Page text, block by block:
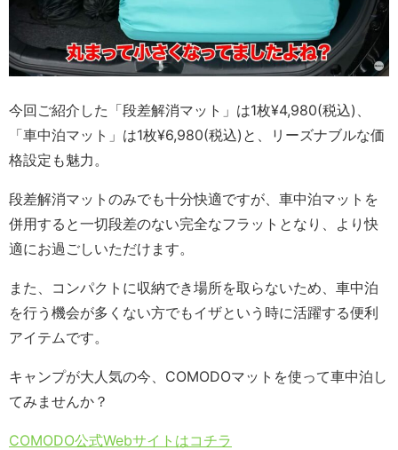
今回ご紹介した「段差解消マット」は1枚¥4,980(税込)、
「車中泊マット」は1枚¥6,980(税込)と、リーズナブルな価
格設定も魅力。
段差解消マットのみでも十分快適ですが、車中泊マットを
併用すると一切段差のない完全なフラットとなり、より快
適にお過ごしいただけます。
また、コンパクトに収納でき場所を取らないため、車中泊
を行う機会が多くない方でもイザという時に活躍する便利
アイテムです。
キャンプが大人気の今、COMODOマットを使って車中泊し
てみませんか？
COMODO公式Webサイトはコチラ